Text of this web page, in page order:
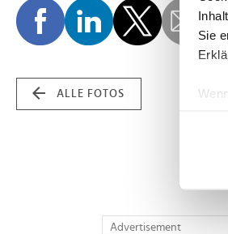
Sie
Wir
ALLE FOTOS
Advertisement